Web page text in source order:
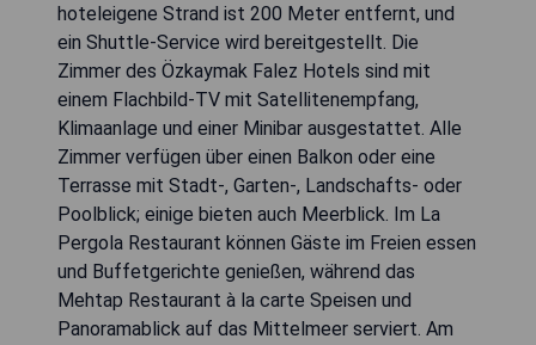
hoteleigene Strand ist 200 Meter entfernt, und
ein Shuttle-Service wird bereitgestellt. Die
Zimmer des Özkaymak Falez Hotels sind mit
einem Flachbild-TV mit Satellitenempfang,
Klimaanlage und einer Minibar ausgestattet. Alle
Zimmer verfügen über einen Balkon oder eine
Terrasse mit Stadt-, Garten-, Landschafts- oder
Poolblick; einige bieten auch Meerblick. Im La
Pergola Restaurant können Gäste im Freien essen
und Buffetgerichte genießen, während das
Mehtap Restaurant à la carte Speisen und
Panoramablick auf das Mittelmeer serviert. Am